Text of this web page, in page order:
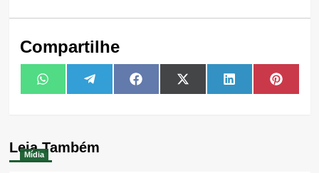
Compartilhe
Share
on
WhatsAppShare
on
TelegramShare
on
FacebookShare
on
X
(Twitter)
Share
on
LinkedIn Share
on
Leia Também
Mídia